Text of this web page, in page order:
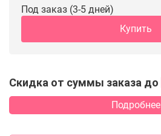
Под заказ (3-5 дней)
Купить
Скидка от суммы заказа до
Подробнее